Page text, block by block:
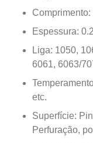
Espessura:
Liga: 1050,
6061, 6063/
etc.
Superfície:
Perfuração,